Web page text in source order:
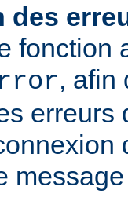
des
fonction
, afin
erreurs